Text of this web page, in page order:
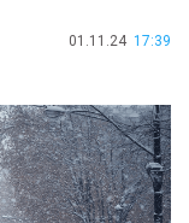
01.11.24 17:39